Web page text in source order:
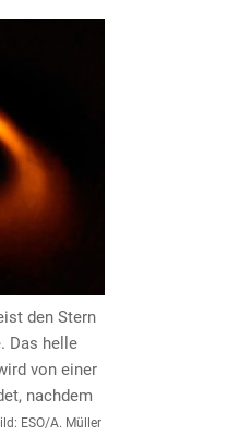
den Stern
Das helle
von einer
nachdem
ESO/A. Müller